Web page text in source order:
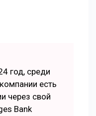
год, среди
есть
через свой
Bank